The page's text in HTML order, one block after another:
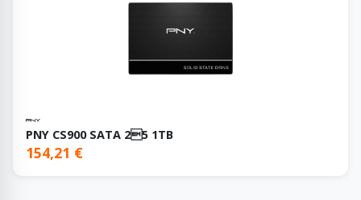
PNY CS900 SATA 25 1TB
154,21 €